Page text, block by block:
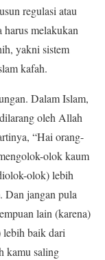
regulasi atau
harus melakukan
yakni sistem
kafah.
Dalam Islam,
oleh Allah
“Hai orang-
olok kaum
olok) lebih
Dan jangan pula
lain (karena)
baik dari
kamu saling